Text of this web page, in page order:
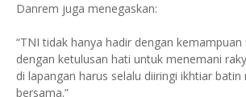
Danrem juga menegaskan:
“TNI tidak hanya hadir dengan
dengan ketulusan hati untuk menemani
di lapangan harus selalu diiringi ikhtiar batin
bersama.”